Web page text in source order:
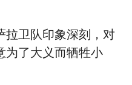
拉卫队印象深刻，对
为了大义而牺牲小